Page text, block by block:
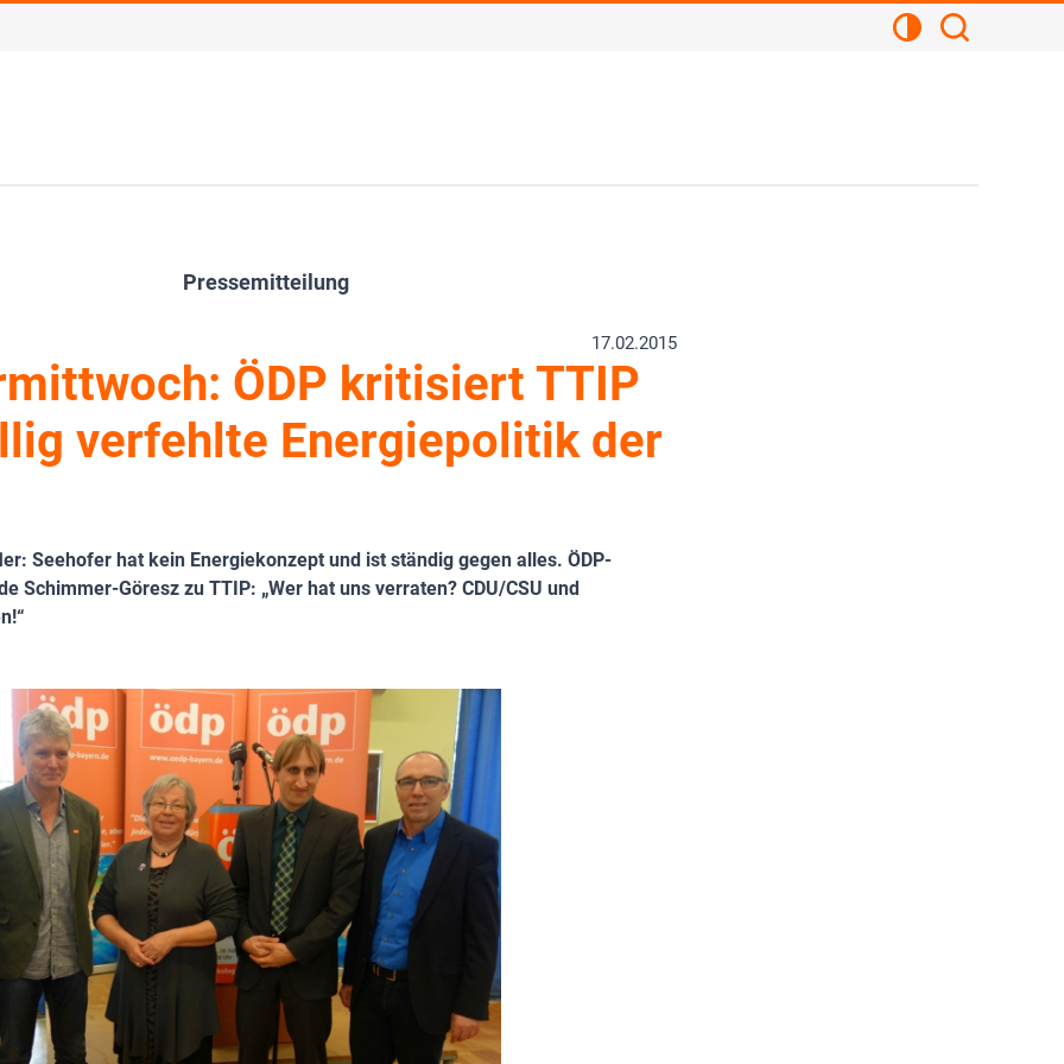
Kontrastansicht
Pressemitteilung
17.02.2015
ÖDP kritisiert TTIP
verfehlte Energiepolitik der
Seehofer hat kein Energiekonzept und ist ständig gegen alles. ÖDP-
Schimmer-Göresz zu TTIP: „Wer hat uns verraten? CDU/CSU und